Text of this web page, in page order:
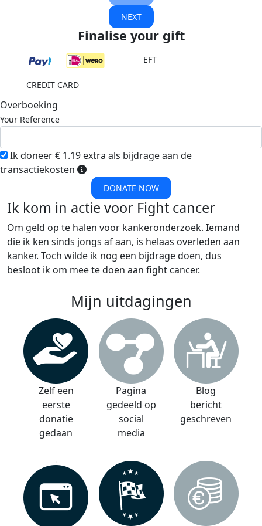
NEXT
Finalise your gift
EFT
CREDIT CARD
Overboeking
Your Reference
Ik doneer € 1.19 extra als bijdrage aan de
transactiekosten
DONATE NOW
Ik kom in actie voor Fight cancer
Om geld op te halen voor kankeronderzoek. Iemand
die ik ken sinds jongs af aan, is helaas overleden aan
kanker. Toch wilde ik nog een bijdrage doen, dus
besloot ik om mee te doen aan fight cancer.
Mijn uitdagingen
Zelf een
eerste
donatie
gedaan
Pagina
gedeeld op
social
media
Blog
bericht
geschreven